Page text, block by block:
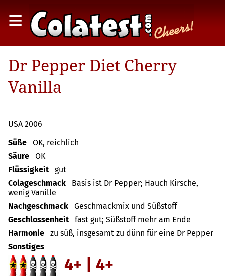
≡
Dr Pepper Diet Cherry
Vanilla
USA 2006
Süße
OK, reichlich
Säure
OK
Flüssigkeit
gut
Colageschmack
Basis ist Dr Pepper; Hauch Kirsche,
wenig Vanille
Nachgeschmack
Geschmackmix und Süßstoff
Geschlossenheit
fast gut; Süßstoff mehr am Ende
Harmonie
zu süß, insgesamt zu dünn für eine Dr Pepper
Sonstiges
4+ | 4+